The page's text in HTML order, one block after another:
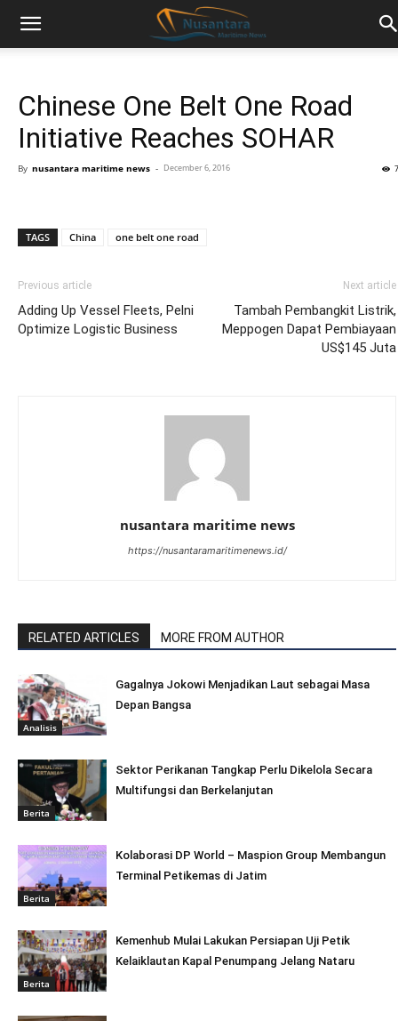
Chinese One Belt One Road
Initiative Reaches SOHAR
By nusantara maritime news - December 6, 2016
TAGS China one belt one road
Previous article
Adding Up Vessel Fleets, Pelni
Optimize Logistic Business
Next article
Tambah Pembangkit Listrik,
Meppogen Dapat Pembiayaan
US$145 Juta
nusantara maritime news
https://nusantaramaritimenews.id/
RELATED ARTICLES MORE FROM AUTHOR
Analisis
Gagalnya Jokowi Menjadikan Laut sebagai Masa
Depan Bangsa
Berita
Sektor Perikanan Tangkap Perlu Dikelola Secara
Multifungsi dan Berkelanjutan
Berita
Kolaborasi DP World – Maspion Group Membangun
Terminal Petikemas di Jatim
Berita
Kemenhub Mulai Lakukan Persiapan Uji Petik
Kelaiklautan Kapal Penumpang Jelang Nataru